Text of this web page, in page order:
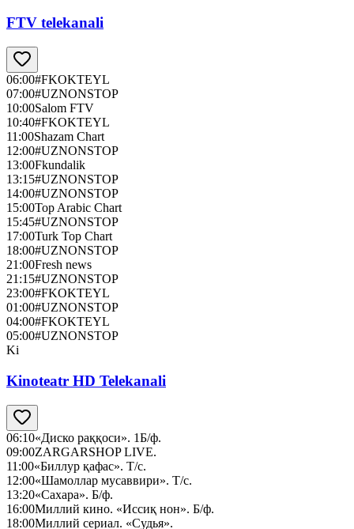
FTV telekanali
06:00#FKOKTEYL
07:00#UZNONSTOP
10:00Salom FTV
10:40#FKOKTEYL
11:00Shazam Chart
12:00#UZNONSTOP
13:00Fkundalik
13:15#UZNONSTOP
14:00#UZNONSTOP
15:00Top Arabic Chart
15:45#UZNONSTOP
17:00Turk Top Chart
18:00#UZNONSTOP
21:00Fresh news
21:15#UZNONSTOP
23:00#FKOKTEYL
01:00#UZNONSTOP
04:00#FKOKTEYL
05:00#UZNONSTOP
Ki
Kinoteatr HD Telekanali
06:10«Диско раққоси». 1Б/ф.
09:00ZARGARSHOP LIVE.
11:00«Биллур қафас». Т/с.
12:00«Шамоллар мусаввири». Т/с.
13:20«Сахара». Б/ф.
16:00Миллий кино. «Иссиқ нон». Б/ф.
18:00Миллий сериал. «Судья».